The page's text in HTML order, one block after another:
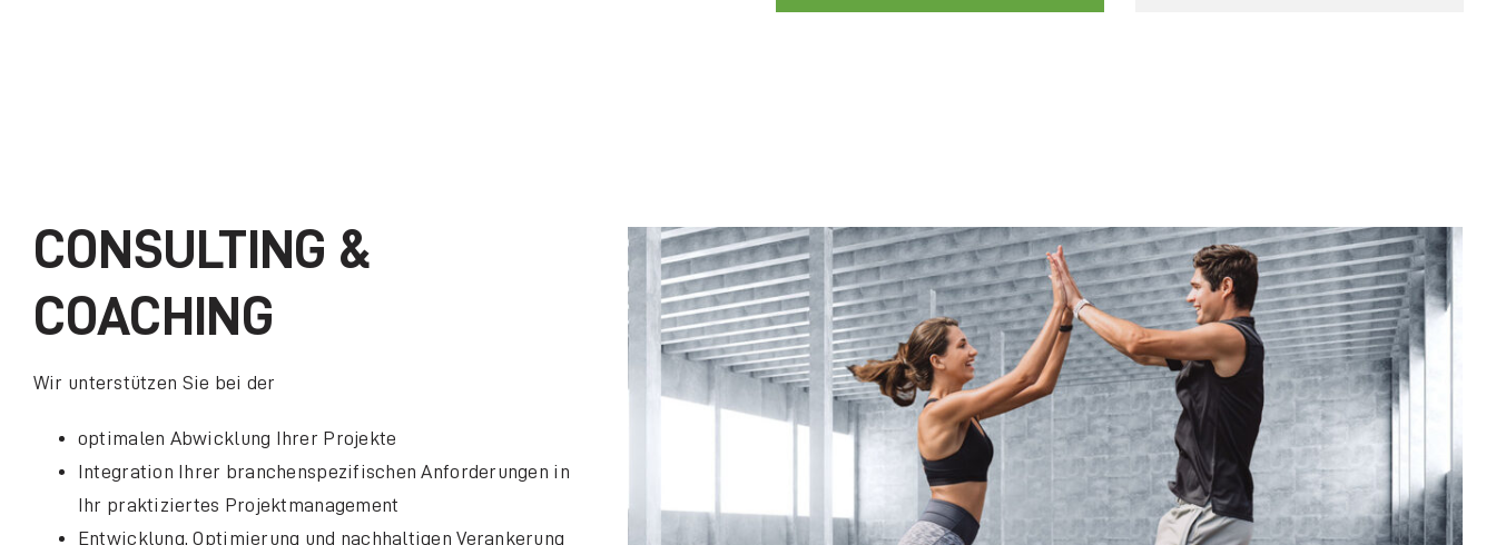
CONSULTING &
COACHING
Wir unterstützen Sie bei der
optimalen Abwicklung Ihrer Projekte
Integration Ihrer branchenspezifischen Anforderungen in
Ihr praktiziertes Projektmanagement
Entwicklung, Optimierung und nachhaltigen Verankerung